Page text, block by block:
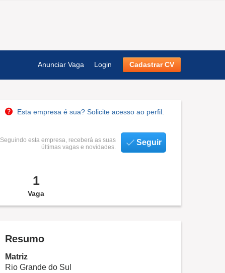
Anunciar Vaga Login Cadastrar CV
Esta empresa é sua? Solicite acesso ao perfil.
Seguindo esta empresa, receberá as suas
últimas vagas e novidades.
Seguir
1
Vaga
Resumo
Matriz
Rio Grande do Sul